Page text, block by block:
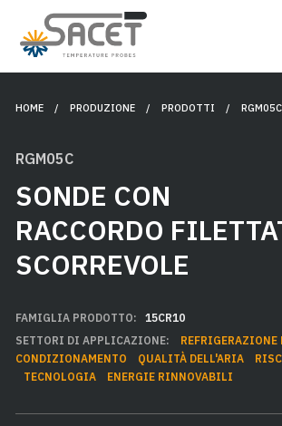
HOME / PRODUZIONE /PRODOTTI / RGM05C
RGM05C
SONDE CON
RACCORDO
SCORREVOLE
FAMIGLIA PRODOTTO:15CR10
SETTORI DI APPLICAZIONE: REFRIGERAZIONE
CONDIZIONAMENTO
QUALITÀ DELL'ARIA
TECNOLOGIA
ENERGIE RINNOVABILI